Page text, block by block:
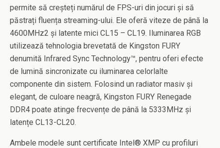
permite să creșteți numărul de FPS-uri din jocuri și să
păstrați fluența streaming-ului. Ele oferă viteze de până la
4600MHz2 și latente mici CL15 – CL19. Iluminarea RGB
utilizează tehnologia brevetată de Kingston FURY
denumită Infrared Sync Technology™, pentru oferi efecte
de lumină sincronizate cu iluminarea celorlalte
componente din sistem. Folosind un radiator masiv și
elegant, de culoare neagră, Kingston FURY Renegade
DDR4 poate atinge frecvențe de până la 5333MHz și
latențe CL13-CL20.
Ambele modele sunt certificate Intel® XMP cu profiluri